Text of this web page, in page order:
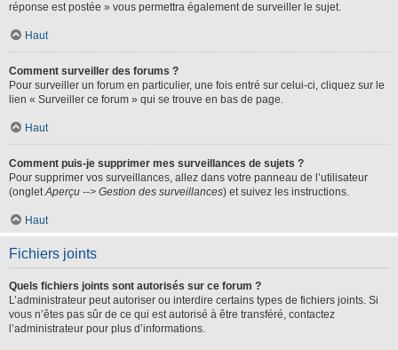
réponse est postée » vous permettra également de surveiller le sujet.
Haut
Comment surveiller des forums ?
Pour surveiller un forum en particulier, une fois entré sur celui-ci, cliquez sur le
lien « Surveiller ce forum » qui se trouve en bas de page.
Haut
Comment puis-je supprimer mes surveillances de sujets ?
Pour supprimer vos surveillances, allez dans votre panneau de l’utilisateur
(ongletAperçu --> Gestion des surveillances) et suivez les instructions.
Haut
Fichiers joints
Quels fichiers joints sont autorisés sur ce forum ?
L’administrateur peut autoriser ou interdire certains types de fichiers joints. Si
vous n’êtes pas sûr de ce qui est autorisé à être transféré, contactez
l’administrateur pour plus d’informations.